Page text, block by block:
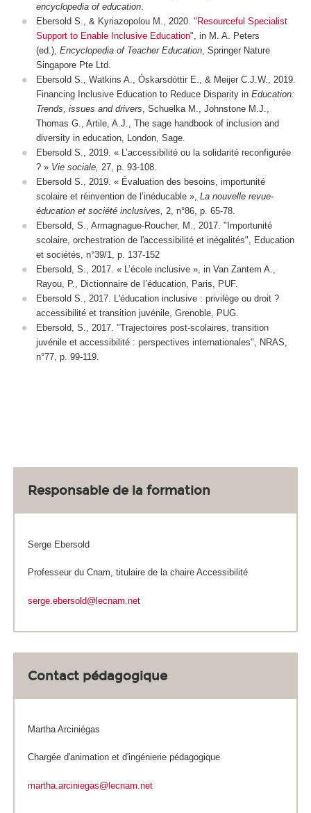
encyclopedia of education.
Ebersold S., & Kyriazopolou M., 2020. " Resourceful Specialist
Support to Enable Inclusive Education" , in M. A. Peters
(ed.), Encyclopedia of Teacher Education, Springer Nature
Singapore Pte Ltd.
Ebersold S., Watkins A., Óskarsdóttir E., & Meijer C.J.W., 2019.
Financing Inclusive Education to Reduce Disparity in Education:
Trends, issues and drivers , Schuelka M., Johnstone M.J.,
Thomas G., Artile, A.J., The sage handbook of inclusion and
diversity in education, London, Sage.
Ebersold S., 2019. « L’accessibilité ou la solidarité reconfigurée
? » Vie sociale, 27, p. 93-108.
Ebersold S., 2019. « Évaluation des besoins, importunité
scolaire et réinvention de l’inéducable », La nouvelle revue-
éducation et société inclusives,
2, n°86, p. 65-78.
Ebersold, S., Armagnague-Roucher, M., 2017. "Importunité
scolaire, orchestration de l'accessibilité et inégalités", Education
et sociétés, n°39/1, p. 137-152
Ebersold, S., 2017. « L’école inclusive », in Van Zantem A.,
Rayou, P., Dictionnaire de l’éducation, Paris, PUF.
Ebersold S., 2017. L'éducation inclusive : privilège ou droit ?
accessibilité et transition juvénile, Grenoble, PUG.
Ebersold, S., 2017. "Trajectoires post-scolaires, transition
juvénile et accessibilité : perspectives internationales", NRAS,
n°77, p. 99-119.
Responsable de la formation
Serge Ebersold
Professeur du Cnam, titulaire de la chaire Accessibilité
serge.ebersold@lecnam.net
Contact pédagogique
Martha Arciniégas
Chargée d'animation et d'ingénierie pédagogique
martha.arciniegas@lecnam.net